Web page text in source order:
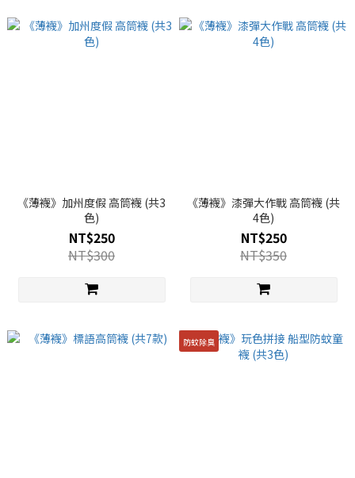
《薄襪》加州度假 高筒襪 (共3
色)
NT$250
NT$300
《薄襪》漆彈大作戰 高筒襪 (共
4色)
NT$250
NT$350
防蚊除臭